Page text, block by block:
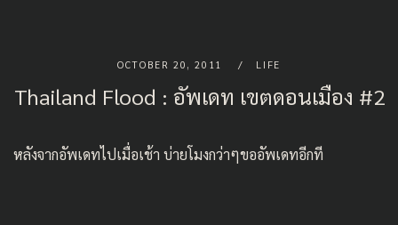
OCTOBER 20, 2011 LIFE
Thailand Flood : อัพเดท เขตดอนเมือง #2
หลังจากอัพเดทไปเมื่อเช้า บ่ายโมงกว่าๆขออัพเดทอีกที